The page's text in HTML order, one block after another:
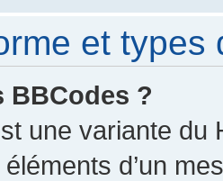
et types
BBCodes ?
une variante du
d’un